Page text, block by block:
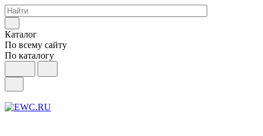
Каталог
По всему сайту
По каталогу